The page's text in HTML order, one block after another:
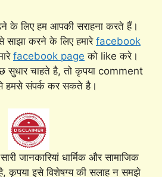
के लिए हम आपकी सराहना करते हैं।
करने के लिए हमारे facebook
facebook page को like करे।
चाहते है, तो कृपया comment
हमसे संपर्क कर सकते है।
जानकारियां धार्मिक और सामाजिक
कृपया इसे विशेषग्य की सलाह न समझे